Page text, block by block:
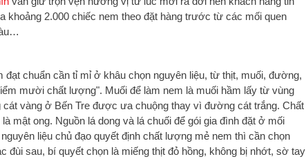
khoảng 2.000 chiếc nem theo đặt hàng trước từ các mối quen
đạt chuẩn cần tỉ mỉ ở khâu chọn nguyên liệu, từ thịt, muối, đường,
mười chất lượng". Muối để làm nem là muối hầm lấy từ vùng
vàng ở Bến Tre được ưa chuộng thay vì đường cát trắng. Chất
mật ong. Nguồn lá dong và lá chuối để gói gia đình đặt ở mối
liệu chủ đạo quyết định chất lượng mẻ nem thì cần chọn
đùi sau, bí quyết chọn là miếng thịt đỏ hồng, không bị nhớt, sờ tay